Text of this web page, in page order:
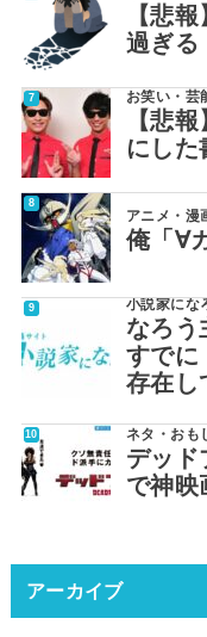
【悲
過ぎる
お笑い・芸
【悲
にした
アニメ・漫
俺「∀
小説家にな
なろう
すでに
存在し
ネタ・おも
デッド
で神映
アーカイブ